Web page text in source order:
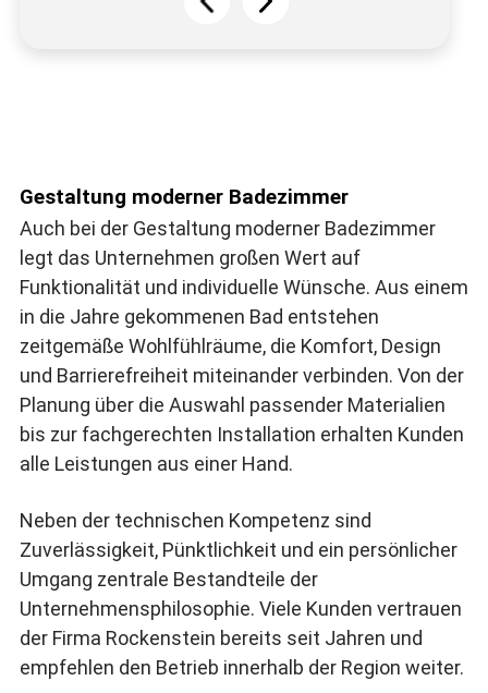
Gestaltung moderner Badezimmer
Auch bei der Gestaltung moderner Badezimmer
legt das Unternehmen großen Wert auf
Funktionalität und individuelle Wünsche. Aus einem
in die Jahre gekommenen Bad entstehen
zeitgemäße Wohlfühlräume, die Komfort, Design
und Barrierefreiheit miteinander verbinden. Von der
Planung über die Auswahl passender Materialien
bis zur fachgerechten Installation erhalten Kunden
alle Leistungen aus einer Hand.
Neben der technischen Kompetenz sind
Zuverlässigkeit, Pünktlichkeit und ein persönlicher
Umgang zentrale Bestandteile der
Unternehmensphilosophie. Viele Kunden vertrauen
der Firma Rockenstein bereits seit Jahren und
empfehlen den Betrieb innerhalb der Region weiter.